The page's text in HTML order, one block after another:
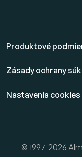
Produktové
Zásady ochrany
Nastavenia cookies
© 1997-2026